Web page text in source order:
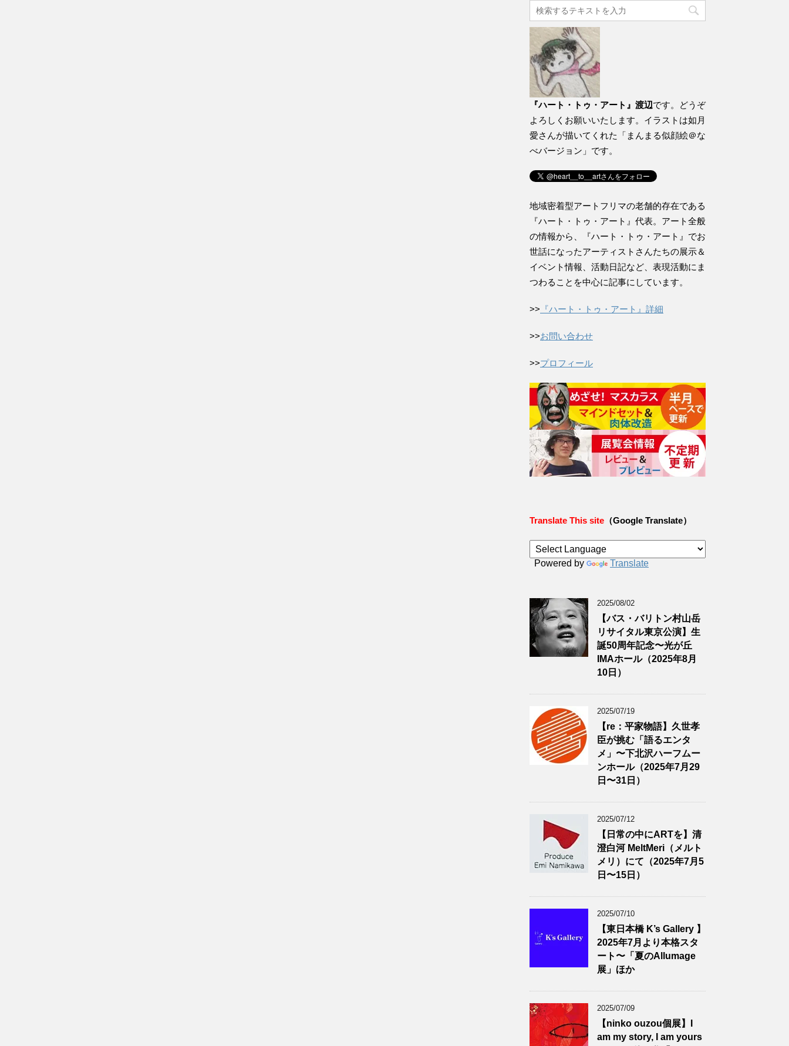
『ハート・トゥ・アート』渡辺です。どうぞ
よろしくお願いいたします。イラストは如月
愛さんが描いてくれた「まんまる似顔絵＠な
べバージョン」です。
地域密着型アートフリマの老舗的存在である
『ハート・トゥ・アート』代表。アート全般
の情報から、『ハート・トゥ・アート』でお
世話になったアーティストさんたちの展示＆
イベント情報、活動日記など、表現活動にま
つわることを中心に記事にしています。
>> 『ハート・トゥ・アート』詳細
>>お問い合わせ
>>プロフィール
Translate This site （Google Translate）
Powered by Translate
2025/08/02
【バス・バリトン村山岳
リサイタル東京公演】生
誕50周年記念〜光が丘
IMAホール（2025年8月
10日）
2025/07/19
【re：平家物語】久世孝
臣が挑む「語るエンタ
メ」〜下北沢ハーフムー
ンホール（2025年7月29
日〜31日）
2025/07/12
【日常の中にARTを】清
澄白河 MeltMeri（メルト
メリ）にて（2025年7月5
日〜15日）
2025/07/10
【東日本橋 K’s Gallery 】
2025年7月より本格スタ
ート〜「夏のAllumage
展」ほか
2025/07/09
【ninko ouzou個展】I
am my story, I am yours